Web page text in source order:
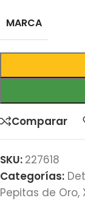
MARCA
Comparar
SKU: 227618
Categorías:
Pepitas de Oro,